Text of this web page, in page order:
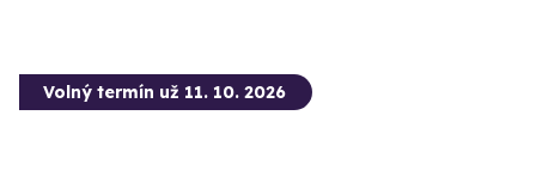
Volný termín už 11. 10. 2026